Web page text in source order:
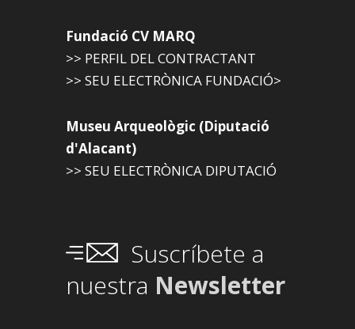
Fundació CV MARQ
>> PERFIL DEL CONTRACTANT
>> SEU ELECTRÒNICA FUNDACIÓ>
Museu Arqueològic (Diputació
d'Alacant)
>> SEU ELECTRÒNICA DIPUTACIÓ
Suscríbete a
nuestra Newsletter